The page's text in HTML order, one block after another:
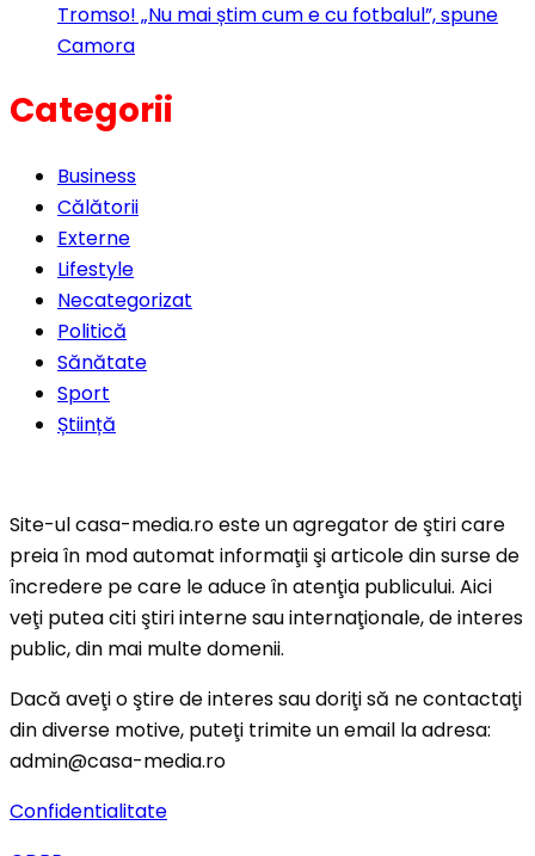
Tromso! „Nu mai știm cum e cu fotbalul”, spune
Camora
Categorii
Business
Călătorii
Externe
Lifestyle
Necategorizat
Politică
Sănătate
Sport
Știință
Site-ul casa-media.ro este un agregator de ştiri care
preia în mod automat informaţii şi articole din surse de
încredere pe care le aduce în atenţia publicului. Aici
veţi putea citi ştiri interne sau internaţionale, de interes
public, din mai multe domenii.
Dacă aveţi o ştire de interes sau doriţi să ne contactaţi
din diverse motive, puteţi trimite un email la adresa:
admin@casa-media.ro
Confidentialitate